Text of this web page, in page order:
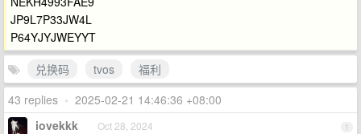
JP9L7P33JW4L
P64YJYJWEYYT
兑换码
tvos
福利
43 replies • 2025-02-21 14:46:36 +08:00
1
iovekkk Oct 28, 2024